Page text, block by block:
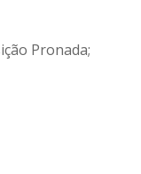
Pronada;